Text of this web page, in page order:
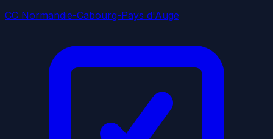
CC Normandie-Cabourg-Pays d'Auge